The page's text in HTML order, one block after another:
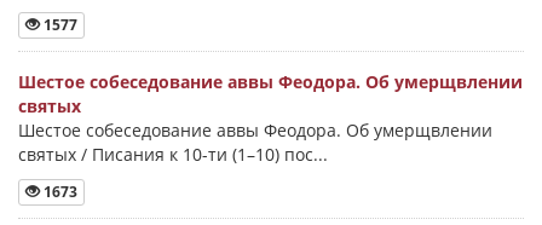
1577
Шестое собеседование аввы Феодора. Об умерщвлении
святых
Шестое собеседование аввы Феодора. Об умерщвлении
святых / Писания к 10-ти (1–10) пос...
1673